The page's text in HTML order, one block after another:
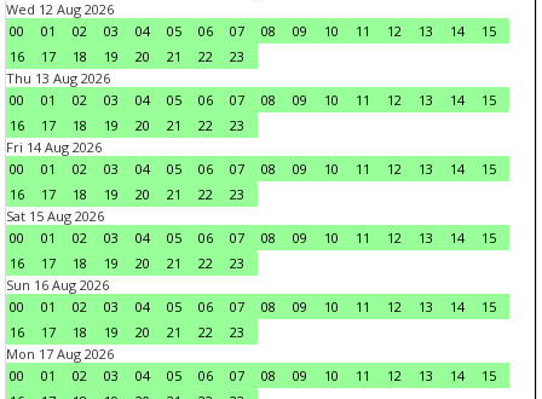
Wed 12 Aug 2026
00
01 02 03 04 05 06 07 08 09 10 11 12 13 14
15
16
17 18 19 20 21 22
23
Thu 13 Aug 2026
00
01 02 03 04 05 06 07 08 09 10 11 12 13 14
15
16
17 18 19 20 21 22
23
Fri 14 Aug 2026
00
01 02 03 04 05 06 07 08 09 10 11 12 13 14
15
16
17 18 19 20 21 22
23
Sat 15 Aug 2026
00
01 02 03 04 05 06 07 08 09 10 11 12 13 14
15
16
17 18 19 20 21 22
23
Sun 16 Aug 2026
00
01 02 03 04 05 06 07 08 09 10 11 12 13 14
15
16
17 18 19 20 21 22
23
Mon 17 Aug 2026
00
01 02 03 04 05 06 07 08 09 10 11 12 13 14
15